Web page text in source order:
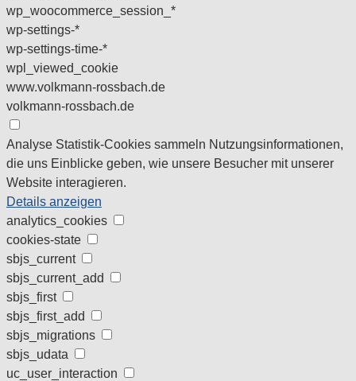
wp_woocommerce_session_*
wp-settings-*
wp-settings-time-*
wpl_viewed_cookie
www.volkmann-rossbach.de
volkmann-rossbach.de
Analyse Statistik-Cookies sammeln Nutzungsinformationen,
die uns Einblicke geben, wie unsere Besucher mit unserer
Website interagieren.
Details anzeigen
analytics_cookies
cookies-state
sbjs_current
sbjs_current_add
sbjs_first
sbjs_first_add
sbjs_migrations
sbjs_udata
uc_user_interaction